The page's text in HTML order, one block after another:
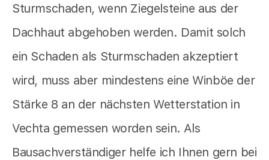
Sturmschaden, wenn Ziegelsteine aus der
Dachhaut abgehoben werden. Damit solch
ein Schaden als Sturmschaden akzeptiert
wird, muss aber mindestens eine Winböe der
Stärke 8 an der nächsten Wetterstation in
Vechta gemessen worden sein. Als
Bausachverständiger helfe ich Ihnen gern bei